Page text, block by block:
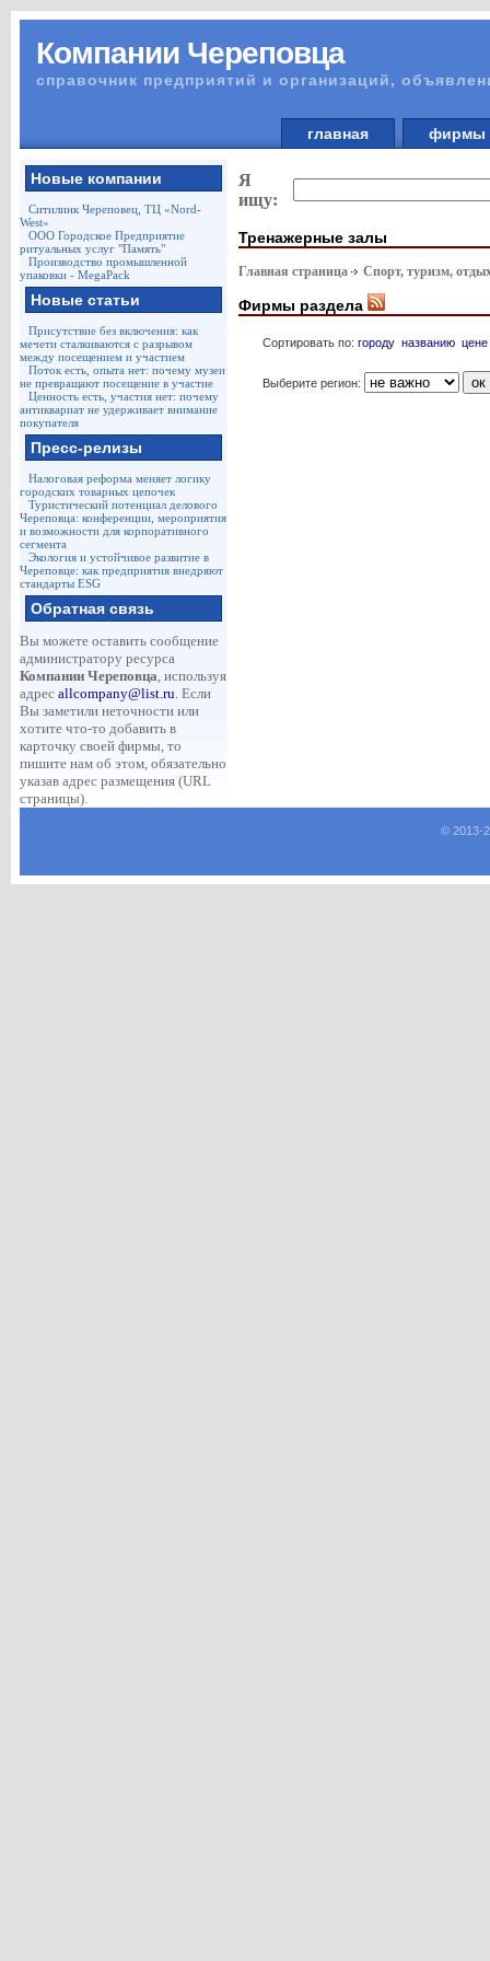
Компании Череповца
справочник предприятий и организаций,
главная
Новые компании
Ситилинк Череповец, ТЦ «Nord-
West»
ООО Городское Предприятие
ритуальных услуг "Память"
Производство промышленной
упаковки - MegaPack
Новые статьи
Присутствие без включения: как
мечети сталкиваются с разрывом
между посещением и участием
Поток есть, опыта нет: почему музеи
не превращают посещение в участие
Ценность есть, участия нет: почему
антиквариат не удерживает внимание
покупателя
Пресс-релизы
Налоговая реформа меняет логику
городских товарных цепочек
Туристический потенциал делового
Череповца: конференции, мероприятия
и возможности для корпоративного
сегмента
Экология и устойчивое развитие в
Череповце: как предприятия внедряют
стандарты ESG
Обратная связь
Вы можете оставить сообщение
администратору ресурса
Компании Череповца, используя
адрес allcompany@list.ru. Если
Вы заметили неточности или
хотите что-то добавить в
карточку своей фирмы, то
пишите нам об этом, обязательно
указав адрес размещения (URL
страницы).
Я
ищу:
Тренажерные залы
Главная страница Спорт, туризм,
Фирмы раздела
Сортировать по: городу названию цене
Выберите регион:
© 2013-